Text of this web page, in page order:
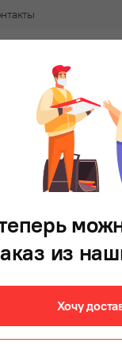
88-88
еды во
Первые блюда
₽
нетто: 150 г
из
Хочу